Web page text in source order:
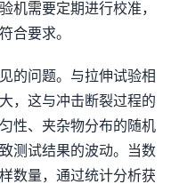
机需要定期进行校准，
合要求。
的问题。与拉伸试验相
，这与冲击断裂过程的
性、夹杂物分布的随机
测试结果的波动。当数
数量，通过统计分析获